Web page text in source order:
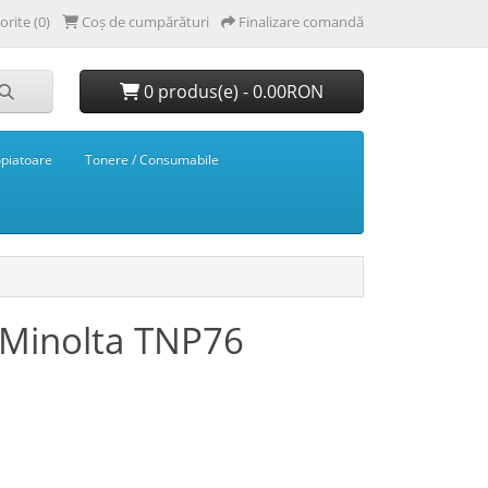
(0) Coș de cumpărături Finalizare comandă
0 produs(e) - 0.00RON
Tonere / Consumabile
TNP76